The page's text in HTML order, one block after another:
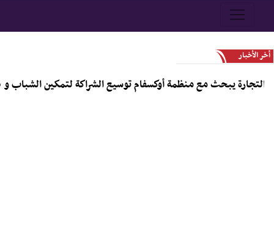
أخر الأخبار
يبحث مع منظمة أوكسفام توسيع الشراكة لتمكين الشباب و دعم